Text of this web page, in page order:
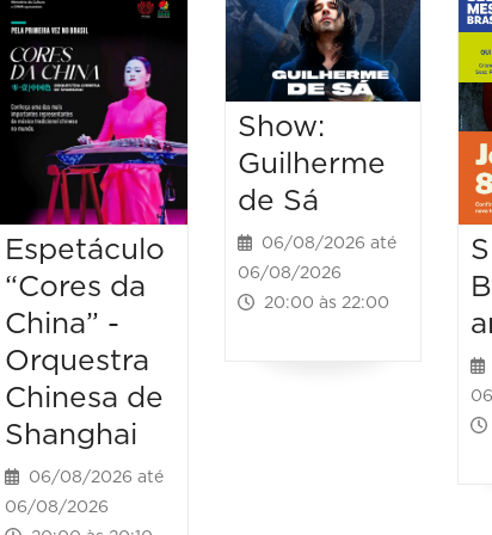
Espetáculo
“Cores da
China” -
Orquestra
Chinesa de
Shanghai
06/08/2026 até
06/08/2026
Show:
Guilherme
de Sá
06/08/2026 até
06/08/2026
20:00 às 22:00